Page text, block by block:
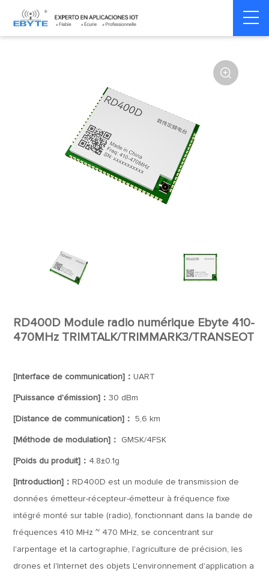
Home > Module > SPI/SOC/UART

RD400D Module radio numérique Ebyte 410-
470MHz TRIMTALK/TRIMMARK3/TRANSEOT
[Interface de communication]：UART
[Puissance d'émission]：30 dBm
[Distance de communication]： 5,6 km
[Méthode de modulation]： GMSK/4FSK
[Poids du produit]： 4.8±0.1g
[Introduction]： RD400D est un module de transmission de
données émetteur-récepteur-émetteur à fréquence fixe
intégré monté sur table (radio), fonctionnant dans la bande de
fréquences 410 MHz ~ 470 MHz, se concentrant sur
l'arpentage et la cartographie, l'agriculture de précision, les
drones et l'Internet des objets L'environnement d'application a